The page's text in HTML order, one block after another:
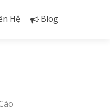
Hệ Blog